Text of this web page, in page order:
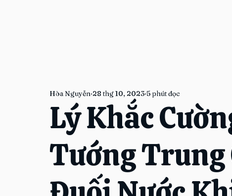
Lý Khắc
Tướng Trung
Hòa Nguyễn 28 thg 10, 2023 5 phút đọc